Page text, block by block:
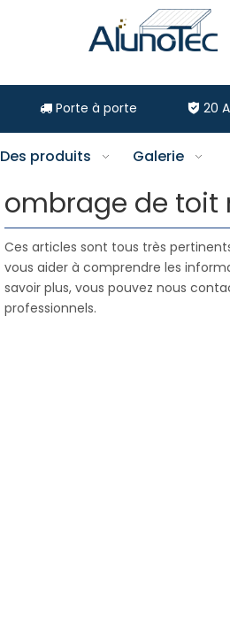
Porte à porte  20
Des produits Galerie
ombrage de toit
Ces articles sont tous très
vous aider à comprendre les
savoir plus, vous pouvez nous
professionnels.